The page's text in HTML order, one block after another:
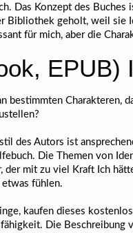
Das Konzept des
Bibliothek geholt, weil sie
für mich, aber die
EPUB)
bestimmten Charakteren,
des Autors ist
Die Themen von
der mit zu viel Kraft Ich
fühlen.
kaufen dieses
Die Beschreibung